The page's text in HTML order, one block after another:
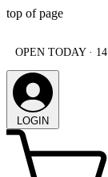
top of page
OPEN TODAY ·
LOGIN